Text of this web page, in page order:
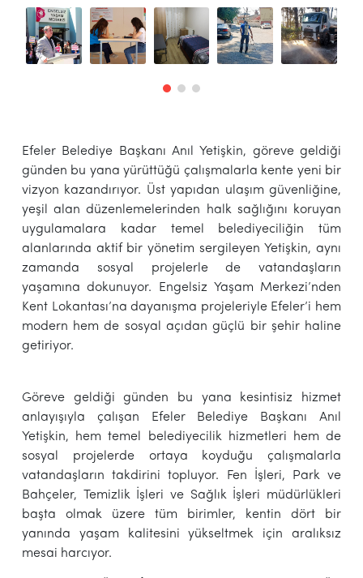
Efeler Belediye Başkanı Anıl Yetişkin, göreve geldiği
günden bu yana yürüttüğü çalışmalarla kente yeni bir
vizyon kazandırıyor. Üst yapıdan ulaşım güvenliğine,
yeşil alan düzenlemelerinden halk sağlığını koruyan
uygulamalara kadar temel belediyeciliğin tüm
alanlarında aktif bir yönetim sergileyen Yetişkin, aynı
zamanda sosyal projelerle de vatandaşların
yaşamına dokunuyor. Engelsiz Yaşam Merkezi’nden
Kent Lokantası’na dayanışma projeleriyle Efeler’i hem
modern hem de sosyal açıdan güçlü bir şehir haline
getiriyor.
Göreve geldiği günden bu yana kesintisiz hizmet
anlayışıyla çalışan Efeler Belediye Başkanı Anıl
Yetişkin, hem temel belediyecilik hizmetleri hem de
sosyal projelerde ortaya koyduğu çalışmalarla
vatandaşların takdirini topluyor. Fen İşleri, Park ve
Bahçeler, Temizlik İşleri ve Sağlık İşleri müdürlükleri
başta olmak üzere tüm birimler, kentin dört bir
yanında yaşam kalitesini yükseltmek için aralıksız
mesai harcıyor.